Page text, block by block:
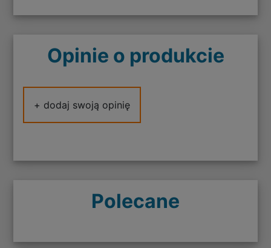
Opinie o produkcie
+ dodaj swoją opinię
Polecane